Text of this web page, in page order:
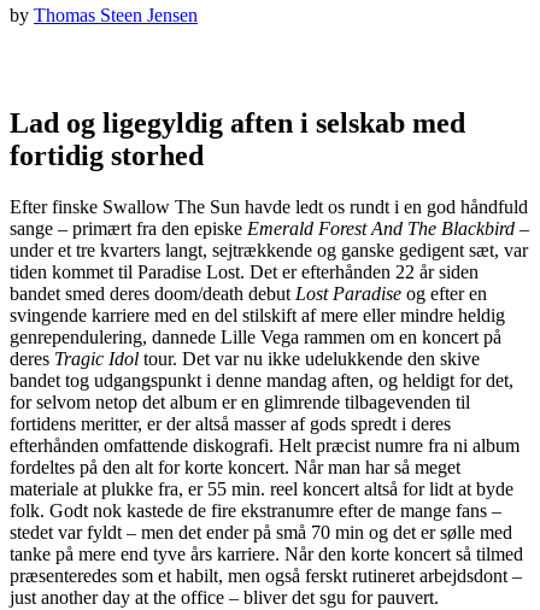
by Thomas Steen Jensen
Lad og ligegyldig aften i selskab med
fortidig storhed
Efter finske Swallow The Sun havde ledt os rundt i en god håndfuld
sange – primært fra den episke Emerald Forest And The Blackbird –
under et tre kvarters langt, sejtrækkende og ganske gedigent sæt, var
tiden kommet til Paradise Lost. Det er efterhånden 22 år siden
bandet smed deres doom/death debut Lost Paradise og efter en
svingende karriere med en del stilskift af mere eller mindre heldig
genrependulering, dannede Lille Vega rammen om en koncert på
deres Tragic Idol tour. Det var nu ikke udelukkende den skive
bandet tog udgangspunkt i denne mandag aften, og heldigt for det,
for selvom netop det album er en glimrende tilbagevenden til
fortidens meritter, er der altså masser af gods spredt i deres
efterhånden omfattende diskografi. Helt præcist numre fra ni album
fordeltes på den alt for korte koncert. Når man har så meget
materiale at plukke fra, er 55 min. reel koncert altså for lidt at byde
folk. Godt nok kastede de fire ekstranumre efter de mange fans –
stedet var fyldt – men det ender på små 70 min og det er sølle med
tanke på mere end tyve års karriere. Når den korte koncert så tilmed
præsenteredes som et habilt, men også ferskt rutineret arbejdsdont –
just another day at the office – bliver det sgu for pauvert.